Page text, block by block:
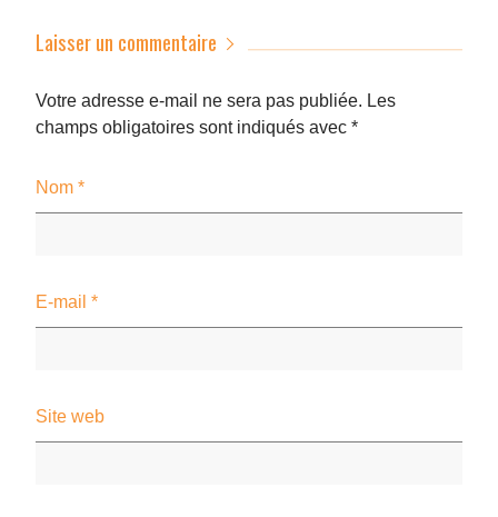
Laisser un commentaire
Votre adresse e-mail ne sera pas publiée. Les
champs obligatoires sont indiqués avec*
Nom*
E-mail*
Site web